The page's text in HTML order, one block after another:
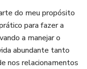
do meu propósito
para fazer a
a manejar o
abundante tanto
nos relacionamentos